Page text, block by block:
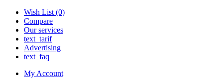
Wish List (0)
Compare
Our services
text_tarif
Advertising
text_faq
My Account